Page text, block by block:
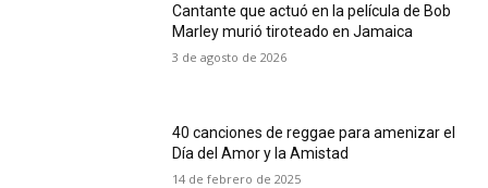
Cantante que actuó en la película de Bob
Marley murió tiroteado en Jamaica
3 de agosto de 2026
40 canciones de reggae para amenizar el
Día del Amor y la Amistad
14 de febrero de 2025